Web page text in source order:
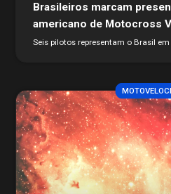
Brasileiros marcam
americano de Motocross
Seis pilotos representam o Brasil